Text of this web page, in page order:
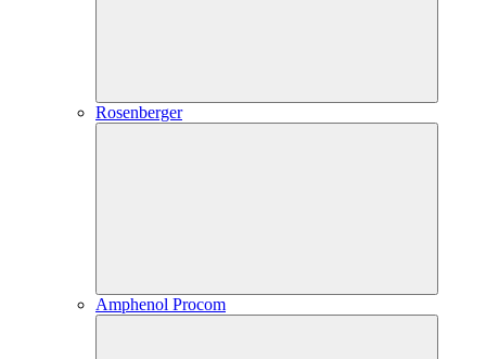
Rosenberger
Amphenol Procom